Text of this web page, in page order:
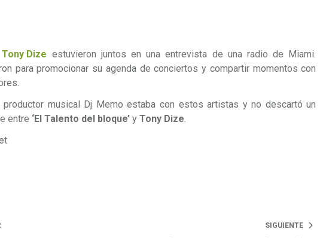
Tony Dize estuvieron juntos en una entrevista de una radio de Miami.
para promocionar su agenda de conciertos y compartir momentos con
productor musical Dj Memo estaba con estos artistas y no descartó un
entre ‘El Talento del bloque’ y Tony Dize.
SIGUIENTE